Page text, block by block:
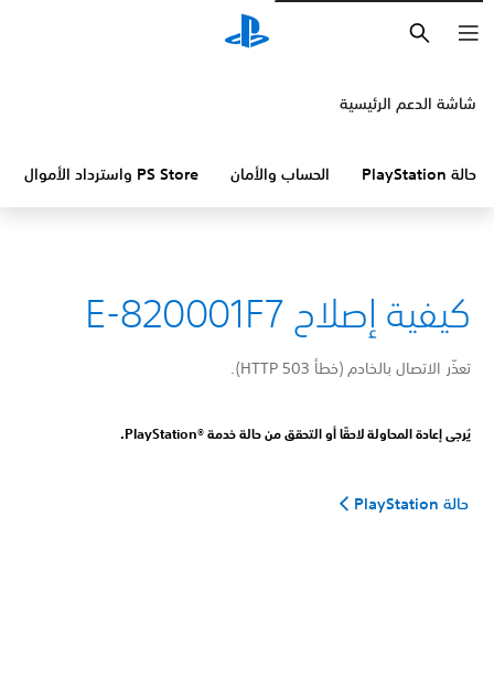
شاشة الدعم الرئيسية
حالة PlayStation الحساب والأمان PS Store واسترداد الأموال
كيفية إصلاح E-820001F7
تعذّر الاتصال بالخادم (خطأ HTTP 503).
يُرجى إعادة المحاولة لاحقًا أو التحقق من حالة خدمة PlayStation®‎.
حالة PlayStation